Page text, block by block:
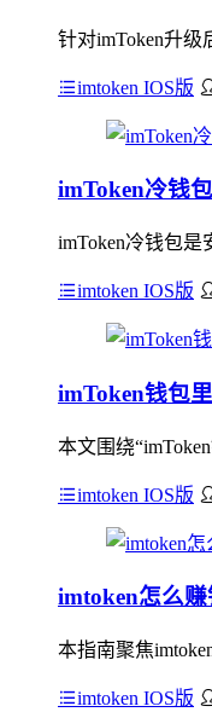
针对imToken升
imtoken IOS版
imToken冷钱
imToken冷钱包
imtoken IOS版
imToken钱包
本文围绕
imtoken IOS版
imtoken怎么
本指南聚焦
imtoken IOS版